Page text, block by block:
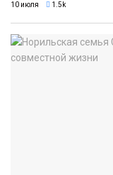
10 июля 1.5k